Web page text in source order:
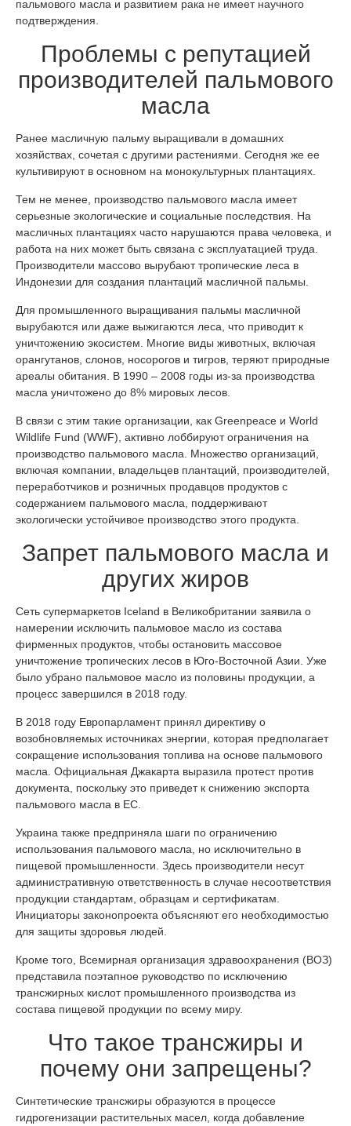
пальмового масла и развитием рака не имеет научного
подтверждения.
Проблемы с репутацией
производителей пальмового
масла
Ранее масличную пальму выращивали в домашних
хозяйствах, сочетая с другими растениями. Сегодня же ее
культивируют в основном на монокультурных плантациях.
Тем не менее, производство пальмового масла имеет
серьезные экологические и социальные последствия. На
масличных плантациях часто нарушаются права человека, и
работа на них может быть связана с эксплуатацией труда.
Производители массово вырубают тропические леса в
Индонезии для создания плантаций масличной пальмы.
Для промышленного выращивания пальмы масличной
вырубаются или даже выжигаются леса, что приводит к
уничтожению экосистем. Многие виды животных, включая
орангутанов, слонов, носорогов и тигров, теряют природные
ареалы обитания. В 1990 – 2008 годы из-за производства
масла уничтожено до 8% мировых лесов.
В связи с этим такие организации, как Greenpeace и World
Wildlife Fund (WWF), активно лоббируют ограничения на
производство пальмового масла. Множество организаций,
включая компании, владельцев плантаций, производителей,
переработчиков и розничных продавцов продуктов с
содержанием пальмового масла, поддерживают
экологически устойчивое производство этого продукта.
Запрет пальмового масла и
других жиров
Сеть супермаркетов Iceland в Великобритании заявила о
намерении исключить пальмовое масло из состава
фирменных продуктов, чтобы остановить массовое
уничтожение тропических лесов в Юго-Восточной Азии. Уже
было убрано пальмовое масло из половины продукции, а
процесс завершился в 2018 году.
В 2018 году Европарламент принял директиву о
возобновляемых источниках энергии, которая предполагает
сокращение использования топлива на основе пальмового
масла. Официальная Джакарта выразила протест против
документа, поскольку это приведет к снижению экспорта
пальмового масла в ЕС.
Украина также предприняла шаги по ограничению
использования пальмового масла, но исключительно в
пищевой промышленности. Здесь производители несут
административную ответственность в случае несоответствия
продукции стандартам, образцам и сертификатам.
Инициаторы законопроекта объясняют его необходимостью
для защиты здоровья людей.
Кроме того, Всемирная организация здравоохранения (ВОЗ)
представила поэтапное руководство по исключению
трансжирных кислот промышленного производства из
состава пищевой продукции по всему миру.
Что такое трансжиры и
почему они запрещены?
Синтетические трансжиры образуются в процессе
гидрогенизации растительных масел, когда добавление